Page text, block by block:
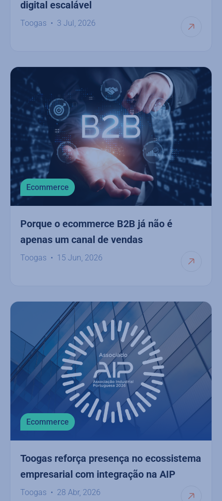
digital escalável
Toogas 3 Jul, 2026
Ecommerce
Porque o ecommerce B2B já não é
apenas um canal de vendas
Toogas 15 Jun, 2026
Ecommerce
Toogas reforça presença no ecossistema
empresarial com integração na AIP
Toogas 28 Abr, 2026